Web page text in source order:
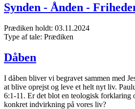
Synden - Ånden -
Prædiken holdt: 03.11.2024
Type af tale: Prædiken
Dåben
I dåben bliver vi begravet sammen med
at blive oprejst og leve et helt nyt liv.
6:1-11. Er det blot en teologisk forklaring
konkret indvirkning på vores liv?